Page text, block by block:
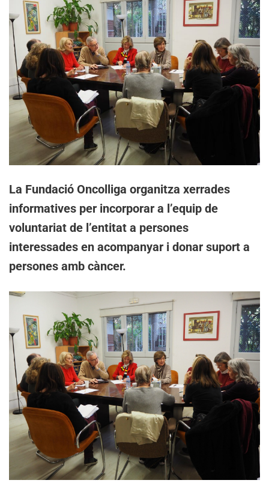
La Fundació Oncolliga organitza xerrades
informatives per incorporar a l’equip de
voluntariat de l’entitat a persones
interessades en acompanyar i donar suport a
persones amb càncer.